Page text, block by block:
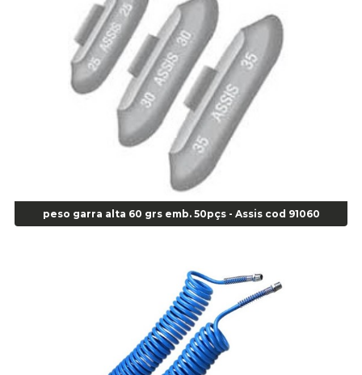
Alicate Anéis Interno Reto 3.3/8 pol x 6.1/2 pol - cod 00977
Alicate Bico Curvo - Cod 01781
Alicate Bico Reto - Cod 02804
Alicate Bico Reto para Anéis Internos - Cod 00892
Alicate Bico Reto Tipo Telefone - Cod 02911
Alicate Bomba D Água - Cod 01326
Alicate Corte Diagonal - Cod 02138
Alicate Corte Frontal - Cod 02685
Alicate Corte Frontal - Cod 02685
Alicate Corte Lateral Força Dupla - Cod 03105
Alicate de Corte Diagonal - cod 02138
Alicate para Abracadeira 3/16" x 1.3/16" 29840 - Gedore - Cod 02174
Alicate para Anéis Externos Bico Reto - Gedore A2 - Cod 00894
Alicate para Anéis Externos com Bico Curvo - Gedore A21 - Cod 00895
Alicate para Anéis Internos Bico Curvo - Gedore J21 - Cod 00893
Alicate para Anéis Tipo Trava Câmbio 8134 Gedore - Cod 02008
peso garra alta 60 grs emb. 50pçs - Assis cod 91060